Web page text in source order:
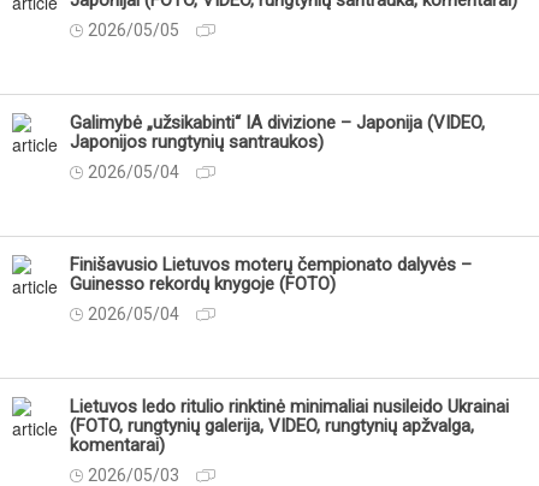
2026/05/05
Galimybė „užsikabinti“ IA divizione – Japonija (VIDEO,
Japonijos rungtynių santraukos)
2026/05/04
Finišavusio Lietuvos moterų čempionato dalyvės –
Guinesso rekordų knygoje (FOTO)
2026/05/04
Lietuvos ledo ritulio rinktinė minimaliai nusileido Ukrainai
(FOTO, rungtynių galerija, VIDEO, rungtynių apžvalga,
komentarai)
2026/05/03